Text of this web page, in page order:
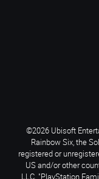
©2026 Ubisoft
Rainbow Six, the
registered or
US and/or other
LLC. "PlayStation